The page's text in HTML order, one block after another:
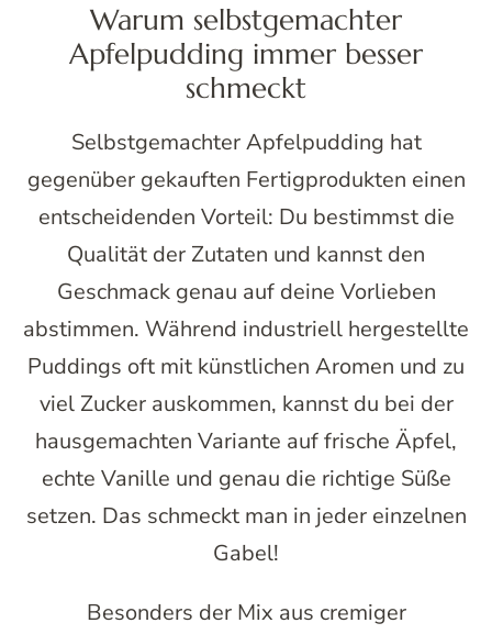
Warum selbstgemachter
Apfelpudding immer besser
schmeckt
Selbstgemachter Apfelpudding hat
gegenüber gekauften Fertigprodukten einen
entscheidenden Vorteil: Du bestimmst die
Qualität der Zutaten und kannst den
Geschmack genau auf deine Vorlieben
abstimmen. Während industriell hergestellte
Puddings oft mit künstlichen Aromen und zu
viel Zucker auskommen, kannst du bei der
hausgemachten Variante auf frische Äpfel,
echte Vanille und genau die richtige Süße
setzen. Das schmeckt man in jeder einzelnen
Gabel!
Besonders der Mix aus cremiger